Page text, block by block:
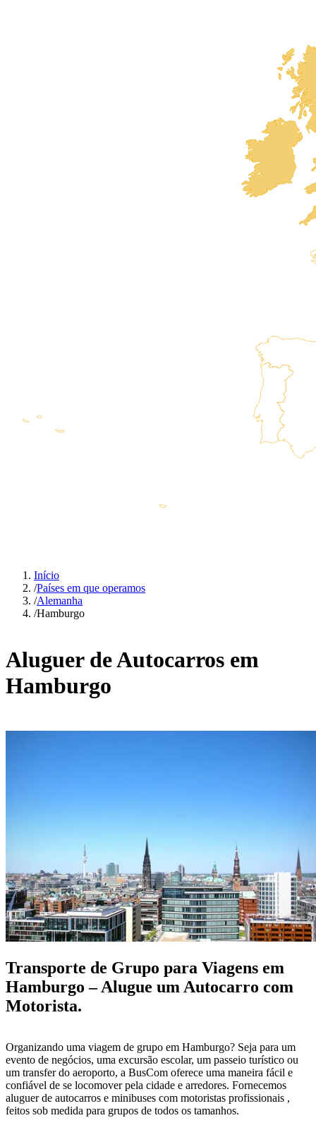
Início
/Países em que operamos
/Alemanha
/Hamburgo
Aluguer de Autocarros em
Hamburgo
Transporte de Grupo para Viagens em
Hamburgo – Alugue um Autocarro com
Motorista.
Organizando uma viagem de grupo em Hamburgo? Seja para um
evento de negócios, uma excursão escolar, um passeio turístico ou
um transfer do aeroporto, a BusCom oferece uma maneira fácil e
confiável de se locomover pela cidade e arredores. Fornecemos
aluguer de autocarros e minibuses com motoristas profissionais ,
feitos sob medida para grupos de todos os tamanhos.